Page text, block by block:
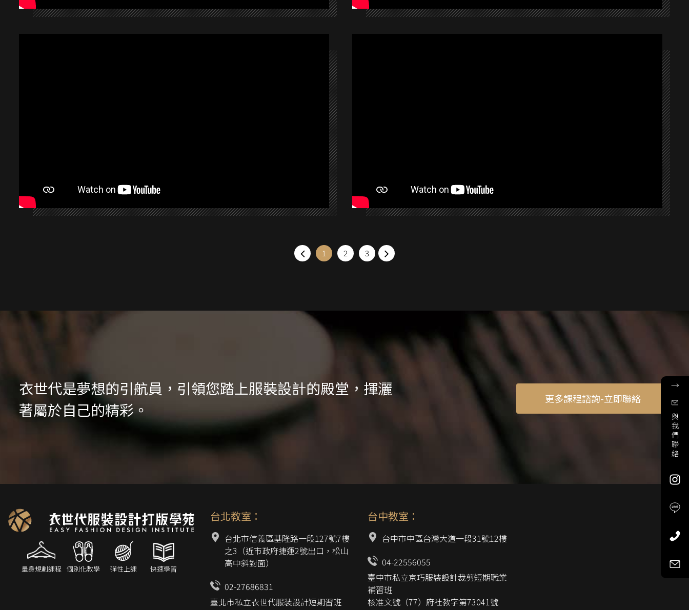
1 2 3
衣世代是夢想的引航員，引領您踏上服裝設計的殿堂，揮灑
著屬於自己的精彩。
更多課程諮詢-立即聯絡
量身規劃課程 個別化教學 彈性上課 快速學習
台北教室：
台北市信義區基隆路一段127號7樓
之3（近市政府捷運2號出口，松山
高中斜對面）
02-27686831
臺北市私立衣世代服裝設計短期習班
台中教室：
台中市中區台灣大道一段31號12樓
04-22556055
臺中市私立京巧服裝設計裁剪短期職業
補習班
核准文號（77）府社教字第73041號
→
與
我
們
聯
絡